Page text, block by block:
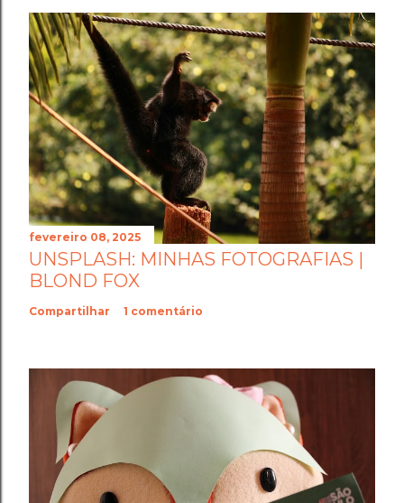
fevereiro 08, 2025
UNSPLASH: MINHAS FOTOGRAFIAS |
BLOND FOX
Compartilhar 1 comentário